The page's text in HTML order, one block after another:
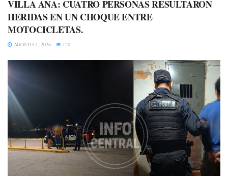
VILLA ANA: CUATRO PERSONAS RESULTARON
HERIDAS EN UN CHOQUE ENTRE
MOTOCICLETAS.
AGOSTO 4, 2026 120